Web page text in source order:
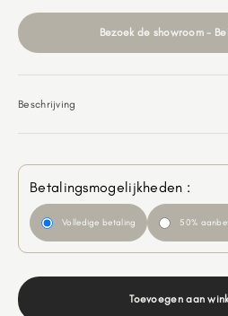
Bezoek de showroom -
Beschrijving
Toevoegen aan
Betalingsmogelijkheden :
Volledige betaling 50%